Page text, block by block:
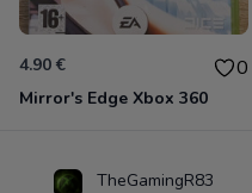
4.90 € 0
Mirror's Edge Xbox 360
TheGamingR83